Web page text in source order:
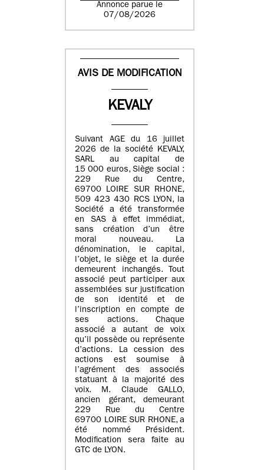
Annonce parue le
07/08/2026
AVIS DE MODIFICATION
KEVALY
Suivant AGE du 16 juillet
2026 de la société KEVALY,
SARL au capital de
15 000 euros, Siège social :
229 Rue du Centre,
69700 LOIRE SUR RHONE,
509 423 430 RCS LYON, la
Société a été transformée
en SAS à effet immédiat,
sans création d’un être
moral nouveau. La
dénomination, le capital,
l’objet, le siège et la durée
demeurent inchangés. Tout
associé peut participer aux
assemblées sur justification
de son identité et de
l’inscription en compte de
ses actions. Chaque
associé a autant de voix
qu’il possède ou représente
d’actions. La cession des
actions est soumise à
l’agrément des associés
statuant à la majorité des
voix. M. Claude GALLO,
ancien gérant, demeurant
229 Rue du Centre
69700 LOIRE SUR RHONE, a
été nommé Président.
Modification sera faite au
GTC de LYON.